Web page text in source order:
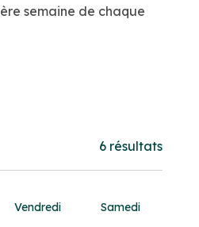
semaine de chaque
6 résultats
Vendredi Samedi